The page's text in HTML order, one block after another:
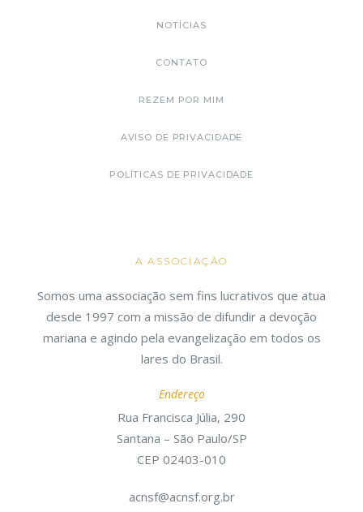
NOTÍCIAS
CONTATO
REZEM POR MIM
AVISO DE PRIVACIDADE
POLÍTICAS DE PRIVACIDADE
A ASSOCIAÇÃO
Somos uma associação sem fins lucrativos que atua
desde 1997 com a missão de difundir a devoção
mariana e agindo pela evangelização em todos os
lares do Brasil.
Endereço
Rua Francisca Júlia, 290
Santana – São Paulo/SP
CEP 02403-010
acnsf@acnsf.org.br